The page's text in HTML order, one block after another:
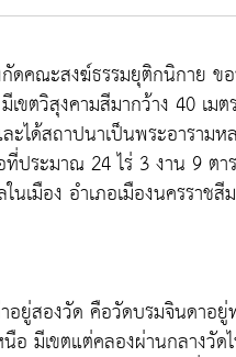
ดคณะสงฆ์ธรรมยุติกนิกาย ข
ขตวิสุงคามสีมากว้าง 40 เมต
ได้สถาปนาเป็นพระอารามห
ประมาณ 24 ไร่ 3 งาน 9 ตา
เมือง อำเภอเมืองนครราชสี
ยู่สองวัด คือวัดบรมจินดาอยู่
อ มีเขตแต่คลองผ่านกลางวัด